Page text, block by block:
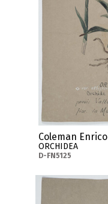
Coleman Enrico
ORCHIDEA
D-FN5125